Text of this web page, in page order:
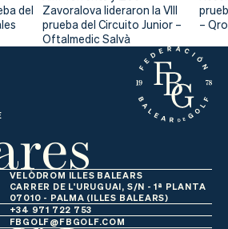
del
Zavoralova lideraron la VIII
prueba del Circuito Junior –
Oftalmedic Salvà
–
VELÒDROM ILLES BALEARS
CARRER DE L'URUGUAI, S/N - 1ª PLANTA
07010 - PALMA (ILLES BALEARS)
+34 971 722 753
FBGOLF@FBGOLF.COM